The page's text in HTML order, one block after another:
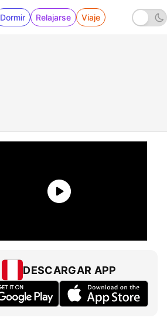
Dormir Relajarse Viaje
DESCARGAR APP